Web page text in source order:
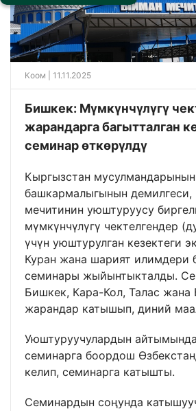
Коом | 11.11.2025
Бишкек: Мүмкүнчүлүгү
жарандарга багытталган
семинар өткөрүлдү
Кыргызстан
башкармалыгынын
мечитинин уюштуруусу
мүмкүнчүлүгү чектелгендер
үчүн уюштурулган кезектеги
Куран жана шарият илимдери
семинары жыйынтыкталды.
Бишкек, Кара-Кол, Талас жана
жарандар катышып, диний
Уюштуруучулардын
семинарга боордош
келип, семинарга катышты.
Семинардын соңунда